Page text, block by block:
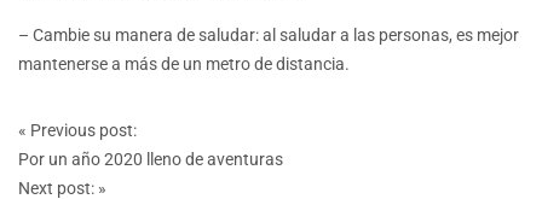
– Cambie su manera de saludar: al saludar a las personas, es mejor
mantenerse a más de un metro de distancia.
Post
navigation
« Previous post:
Por un año 2020 lleno de aventuras
Next post: »